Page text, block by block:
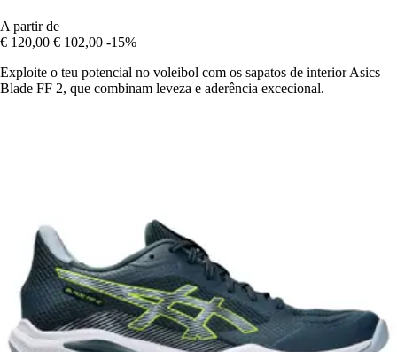
A partir de
€ 120,00 € 102,00 -15%
Exploite o teu potencial no voleibol com os sapatos de interior Asics
Blade FF 2, que combinam leveza e aderência excecional.